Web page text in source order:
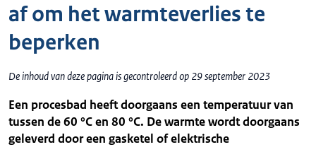
af om het warmteverlies te
beperken
De inhoud van deze pagina is gecontroleerd op 29 september 2023
Een procesbad heeft doorgaans een temperatuur van
tussen de 60 °C en 80 °C. De warmte wordt doorgaans
geleverd door een gasketel of elektrische